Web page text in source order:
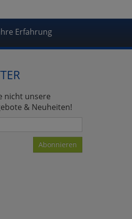
Erfahrung
nicht unsere
& Neuheiten!
Abonnieren